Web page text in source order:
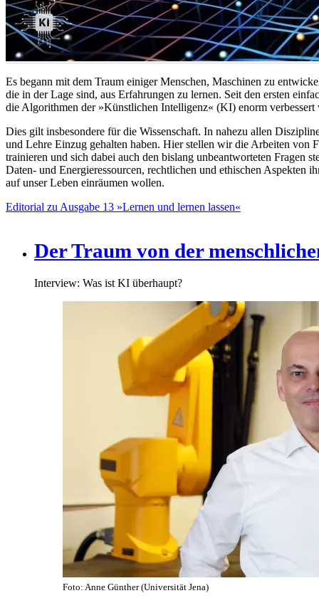
Es begann mit dem Traum einiger Menschen, Maschinen zu
die in der Lage sind, aus Erfahrungen zu lernen. Seit den ersten
die Algorithmen der »Künstlichen Intelligenz« (KI) enorm
Dies gilt insbesondere für die Wissenschaft. In nahezu allen
und Lehre Einzug gehalten haben. Hier stellen wir die Arbeiten von
trainieren und sich dabei auch den bislang unbeantworteten Fragen
Daten- und Energieressourcen, rechtlichen und ethischen
auf unser Leben einräumen wollen.
Editorial zu Ausgabe 13 »Lernen und lernen lassen«
Der Traum von der
Interview: Was ist KI überhaupt?
Foto: Anne Günther (Universität Jena)